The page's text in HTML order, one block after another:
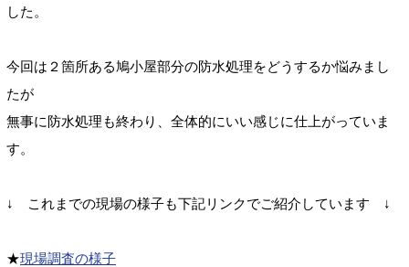
した。
今回は２箇所ある鳩小屋部分の防水処理をどうするか悩みまし
たが
無事に防水処理も終わり、全体的にいい感じに仕上がっていま
す。
↓ これまでの現場の様子も下記リンクでご紹介しています ↓
★現場調査の様子